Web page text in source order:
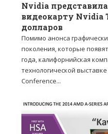
Nvidia
видеокарту Nvidia
долларов
Помимо анонса
поколения, которые
года, калифорнийская
технологической
Conference...